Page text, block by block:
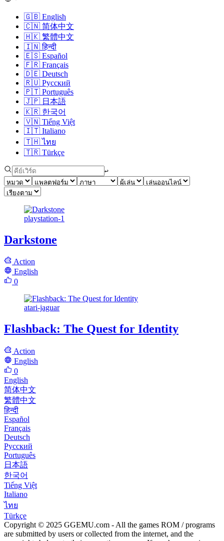
🇬🇧 English
🇨🇳 简体中文
🇭🇰 繁體中文
🇮🇳 हिन्दी
🇪🇸 Español
🇫🇷 Français
🇩🇪 Deutsch
🇷🇺 Русский
🇵🇹 Português
🇯🇵 日本語
🇰🇷 한국어
🇻🇳 Tiếng Việt
🇮🇹 Italiano
🇹🇭 ไทย
🇹🇷 Türkçe
↩︎
playstation-1
Darkstone
Action
English
0
atari-jaguar
Flashback: The Quest for Identity
Action
English
0
English
简体中文
繁體中文
हिन्दी
Español
Français
Deutsch
Русский
Português
日本語
한국어
Tiếng Việt
Italiano
ไทย
Türkçe
Copyright © 2025 GGEMU.com - All the games ROM / programs
are submitted by users or collected from the internet, and the